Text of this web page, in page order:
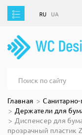
UARU UA
Главная
Держатели для
Диспенсер для
прозрачный пластик